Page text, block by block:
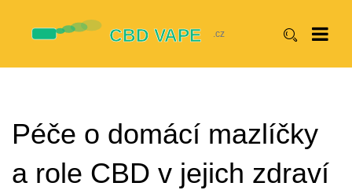
Péče o domácí mazlíčky
a role CBD v jejich zdraví